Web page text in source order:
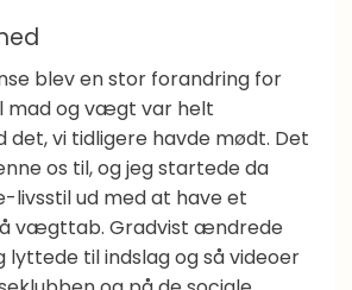
blev en stor forandring for
mad og vægt var helt
det, vi tidligere havde mødt. Det
os til, og jeg startede da
livsstil ud med at have et
vægttab. Gradvist ændrede
lyttede til indslag og så videoer